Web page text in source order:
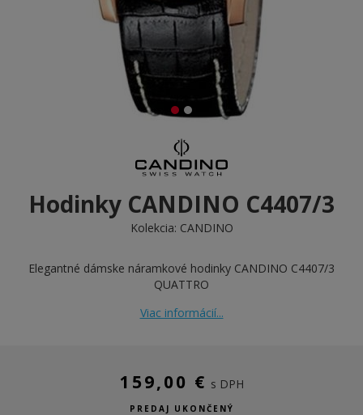
Hodinky CANDINO C4407/3
Kolekcia: CANDINO
Elegantné dámske náramkové hodinky CANDINO C4407/3
QUATTRO
Viac informácií...
159,00 € s DPH
PREDAJ UKONČENÝ